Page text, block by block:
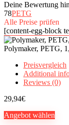
Deine Bewertung
78PETG
Alle Preise prüfen
[content-egg-block
Polymaker, PETG,
Preisvergleich
Additional
Reviews (0)
29,94€
Angebot wählen